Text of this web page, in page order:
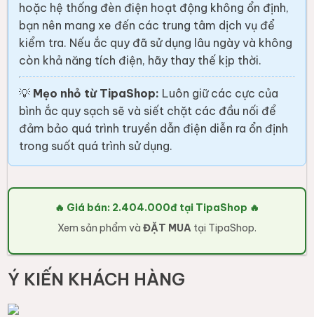
hoặc hệ thống đèn điện hoạt động không ổn định,
bạn nên mang xe đến các trung tâm dịch vụ để
kiểm tra. Nếu ắc quy đã sử dụng lâu ngày và không
còn khả năng tích điện, hãy thay thế kịp thời.
💡 Mẹo nhỏ từ TipaShop: Luôn giữ các cực của
bình ắc quy sạch sẽ và siết chặt các đầu nối để
đảm bảo quá trình truyền dẫn điện diễn ra ổn định
trong suốt quá trình sử dụng.
🔥 Giá bán: 2.404.000đ tại TipaShop 🔥
Xem sản phẩm và ĐẶT MUA tại TipaShop.
Ý KIẾN KHÁCH HÀNG